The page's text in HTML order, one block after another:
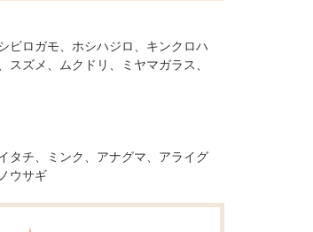
ビロガモ、ホシハジロ、キンクロハ
ズメ、ムクドリ、ミヤマガラス、
タチ、ミンク、アナグマ、アライグ
ウサギ